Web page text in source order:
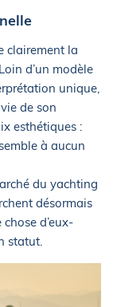
clairement la
d’un modèle
unique,
de son
esthétiques :
à aucun
du yachting
désormais
d’eux-
statut.